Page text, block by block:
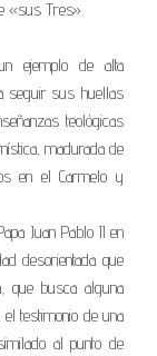
«sus Tres».
ejemplo de alta
seguir sus huellas
teológicas
madurada de
en el Carmelo y
Juan Pablo II en
desorientada que
que busca alguna
testimonio de una
al punto de